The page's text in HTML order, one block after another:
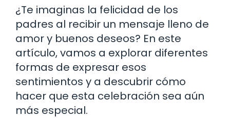
¿Te imaginas la felicidad de los
padres al recibir un mensaje lleno de
amor y buenos deseos? En este
artículo, vamos a explorar diferentes
formas de expresar esos
sentimientos y a descubrir cómo
hacer que esta celebración sea aún
más especial.